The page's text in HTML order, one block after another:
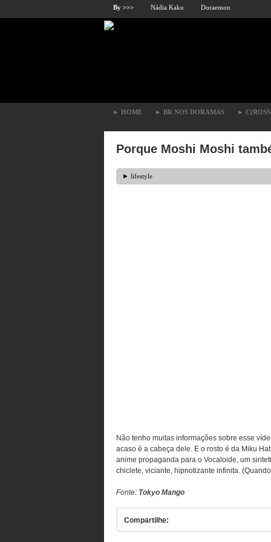
By >>> Nádia Kaku Doraemon
► HOME ► BR NOS DORAMAS ►
Porque Moshi Moshi
► lifestyle
Não tenho muitas informações sobre esse
acaso é a cabeça dele. E o rosto é da Miku
anime propaganda para o Vocaloide, um
chiclete, viciante, hipnotizante infinita.
Fonte: Tokyo Mango
Compartilhe: